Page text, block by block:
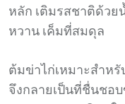
หลัก เติมรสชาติด้วย
หวาน เค็มที่สมดุล
ต้มข่าไก่เหมาะสำห
จึงกลายเป็นที่ชื่นชอ